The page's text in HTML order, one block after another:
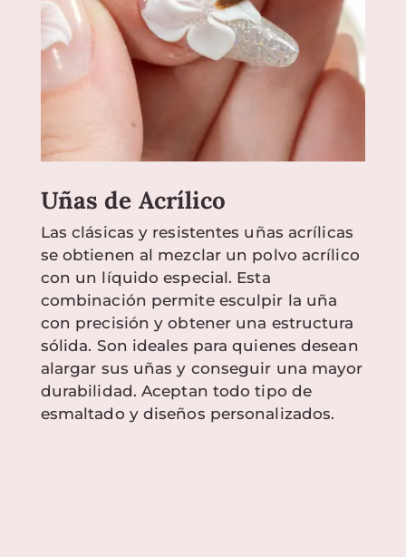
Uñas de Acrílico
Las clásicas y resistentes uñas acrílicas
se obtienen al mezclar un polvo acrílico
con un líquido especial. Esta
combinación permite esculpir la uña
con precisión y obtener una estructura
sólida. Son ideales para quienes desean
alargar sus uñas y conseguir una mayor
durabilidad. Aceptan todo tipo de
esmaltado y diseños personalizados.